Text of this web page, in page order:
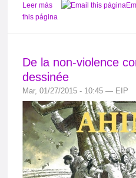
Leer más
this página
De la non-violence
dessinée
Mar, 01/27/2015 - 10:45 — EIP